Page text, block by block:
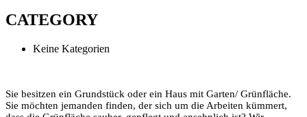
CATEGORY
Keine Kategorien
Sie besitzen ein Grundstück oder ein Haus mit Garten/ Grünfläche.
Sie möchten jemanden finden, der sich um die Arbeiten kümmert,